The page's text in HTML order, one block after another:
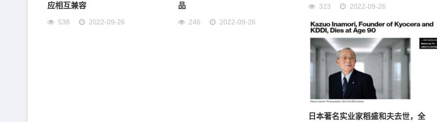
应相互兼容
538 2022-09-26
品
246 2022-09-26
323 2022-09-26
日本著名实业家稻盛和夫去世，全